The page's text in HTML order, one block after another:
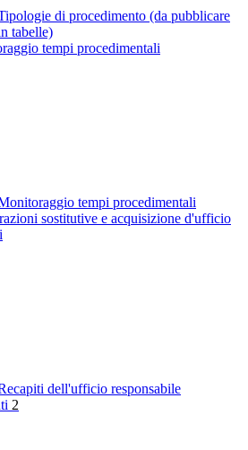
di procedimento (da pubblicare
tabelle)
tempi procedimentali
tempi procedimentali
sostitutive e acquisizione d'ufficio
dell'ufficio responsabile
2